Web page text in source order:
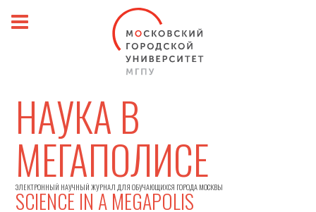
НАУКА В
МЕГАПОЛИСЕ
ЭЛЕКТРОННЫЙ НАУЧНЫЙ ЖУРНАЛ ДЛЯ ОБУЧАЮЩИХСЯ ГОРОДА МОСКВЫ
SCIENCE IN A MEGAPOLIS